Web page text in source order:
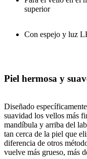
superior
Con espejo y luz
Piel hermosa y
Diseñado
suavidad los vellos más
mandíbula y arriba del
tan cerca de la piel que
diferencia de otros
vuelve más grueso, más